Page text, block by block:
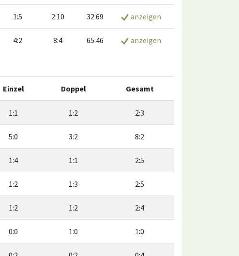
1:5 2:10 32:69 anzeigen
4:2 8:4 65:46 anzeigen
Einzel Doppel Gesamt
1:1 1:2 2:3
5:0 3:2 8:2
1:4 1:1 2:5
1:2 1:3 2:5
1:2 1:2 2:4
0:0 1:0 1:0